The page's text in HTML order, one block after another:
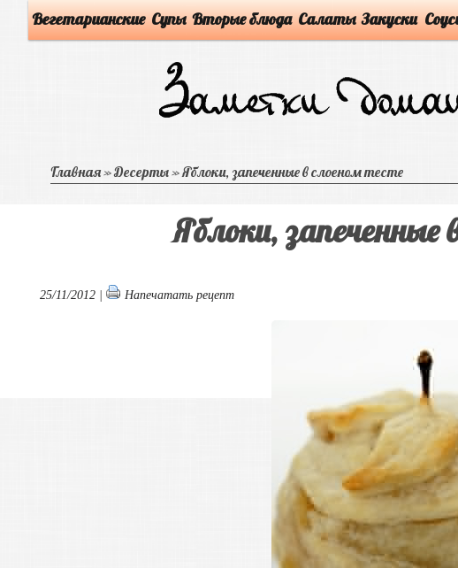
Вегетарианские Супы Вторые блюда Салаты Закуски
Главная»Десерты»Яблоки, запеченные в слоеном тесте
Яблоки, запеченные
25/11/2012 | Напечатать рецепт